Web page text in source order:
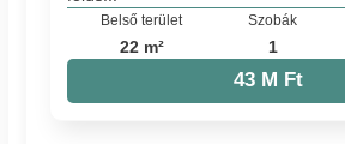
Belső terület
22 m²
Szobák
1
43 M Ft